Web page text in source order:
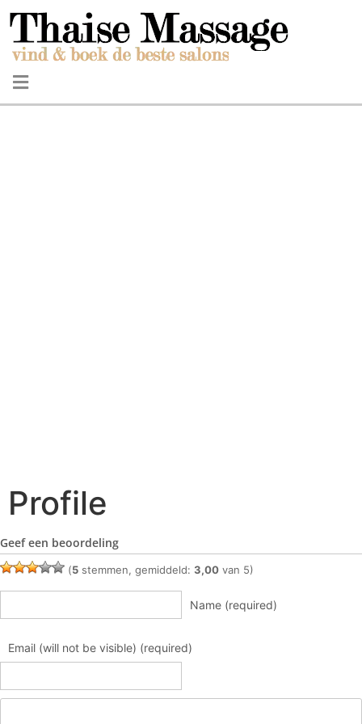
Profile
Geef een beoordeling
(5 stemmen, gemiddeld: 3,00 van 5)
Name (required)
Email (will not be visible) (required)